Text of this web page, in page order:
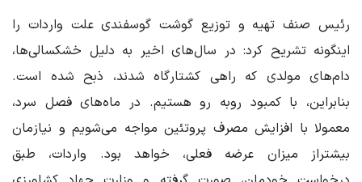
رئیس صنف تهیه و توزیع گوشت گوسفندی علت واردات را
اینگونه تشریح کرد: در سال‌های اخیر به دلیل خشکسالی‌ها،
دام‌های مولدی که راهی کشتارگاه شدند، ذبح شده است.
بنابراین، با کمبود روبه رو هستیم. در ماه‌های فصل سرد،
معمولا با افزایش مصرف پروتئین مواجه می‌شویم و نیازمان
بیشتراز میزان عرضه فعلی، خواهد بود. واردات، طبق